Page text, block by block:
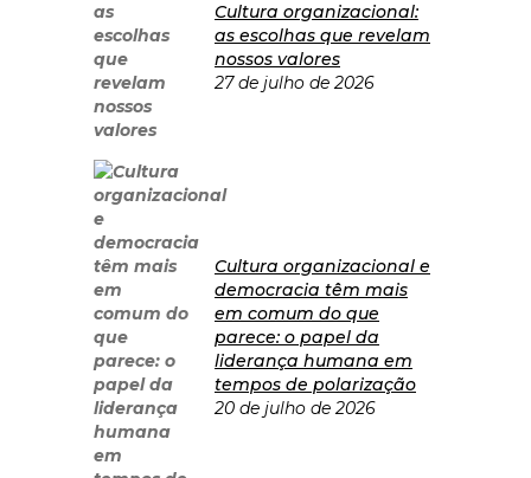
Cultura organizacional:
as escolhas que revelam
nossos valores
27 de julho de 2026
Cultura organizacional e
democracia têm mais
em comum do que
parece: o papel da
liderança humana em
tempos de polarização
20 de julho de 2026